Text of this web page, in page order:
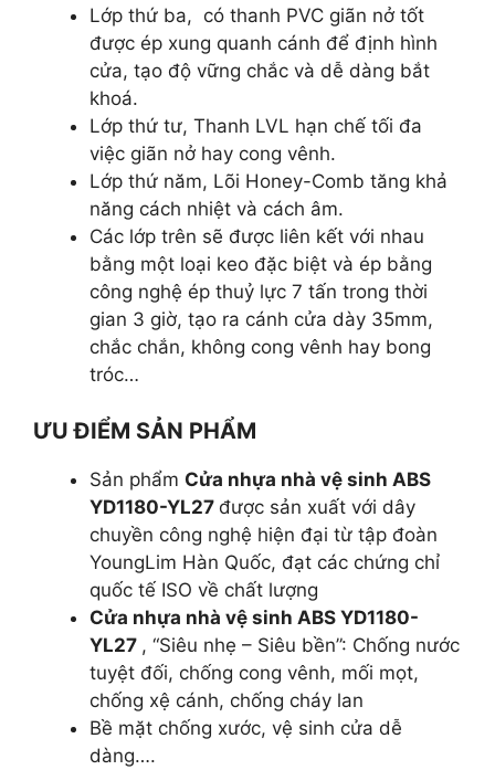
Lớp thứ ba, có thanh PVC giãn nở tốt
được ép xung quanh cánh để định hình
cửa, tạo độ vững chắc và dễ dàng bắt
khoá.
Lớp thứ tư, Thanh LVL hạn chế tối đa
việc giãn nở hay cong vênh.
Lớp thứ năm, Lõi Honey-Comb tăng khả
năng cách nhiệt và cách âm.
Các lớp trên sẽ được liên kết với nhau
bằng một loại keo đặc biệt và ép bằng
công nghệ ép thuỷ lực 7 tấn trong thời
gian 3 giờ, tạo ra cánh cửa dày 35mm,
chắc chắn, không cong vênh hay bong
tróc…
ƯU ĐIỂM SẢN PHẨM
Sản phẩm Cửa nhựa nhà vệ sinh ABS
YD1180-YL27 được sản xuất với dây
chuyền công nghệ hiện đại từ tập đoàn
YoungLim Hàn Quốc, đạt các chứng chỉ
quốc tế ISO về chất lượng
Cửa nhựa nhà vệ sinh ABS YD1180-
YL27 , “Siêu nhẹ – Siêu bền”: Chống nước
tuyệt đối, chống cong vênh, mối mọt,
chống xệ cánh, chống cháy lan
Bề mặt chống xước, vệ sinh cửa dễ
dàng….